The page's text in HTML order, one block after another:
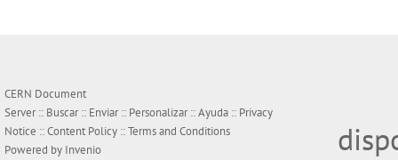
CERN Document
Server :: Buscar:: Enviar:: Personalizar::Ayuda :: Privacy
Notice ::Content Policy ::Terms and Conditions
Powered by Invenio